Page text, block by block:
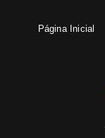
Página Inicial